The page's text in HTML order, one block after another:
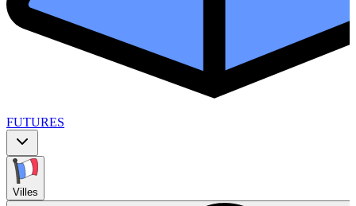
FUTURES
Villes